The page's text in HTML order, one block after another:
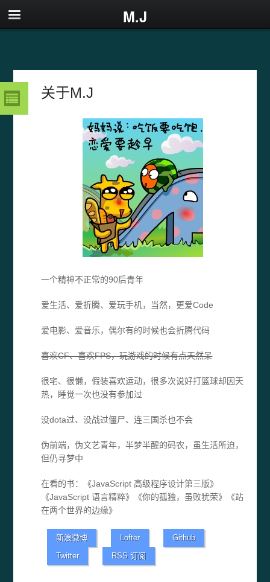
M.J
关于M.J
一个精神不正常的90后青年
爱生活、爱折腾、爱玩手机，当然，更爱Code
爱电影、爱音乐，偶尔有的时候也会折腾代码
喜欢CF、喜欢FPS，玩游戏的时候有点天然呆
很宅、很懒，假装喜欢运动，很多次说好打篮球却因天
热，睡觉一次也没有参加过
没dota过、没战过僵尸、连三国杀也不会
伪前端，伪文艺青年，半梦半醒的码农，虽生活所迫，
但仍寻梦中
在看的书：《JavaScript 高级程序设计第三版》
《JavaScript 语言精粹》《你的孤独，虽败犹荣》《站
在两个世界的边缘》
新浪微博 Lofter
Github
Twitter
RSS 订阅